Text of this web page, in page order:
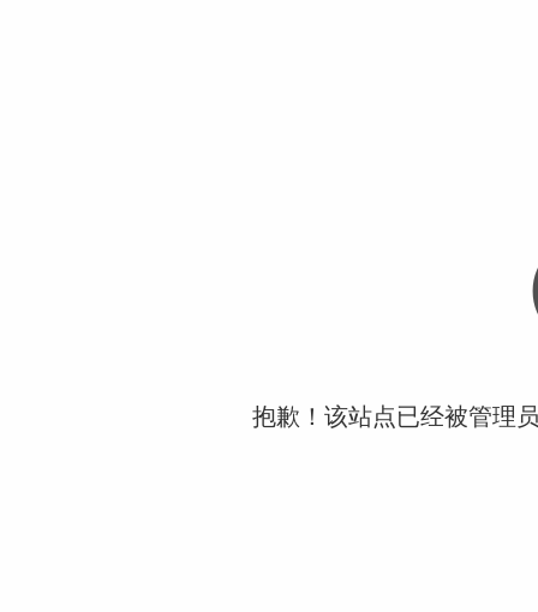
抱歉！该站点已经被管理